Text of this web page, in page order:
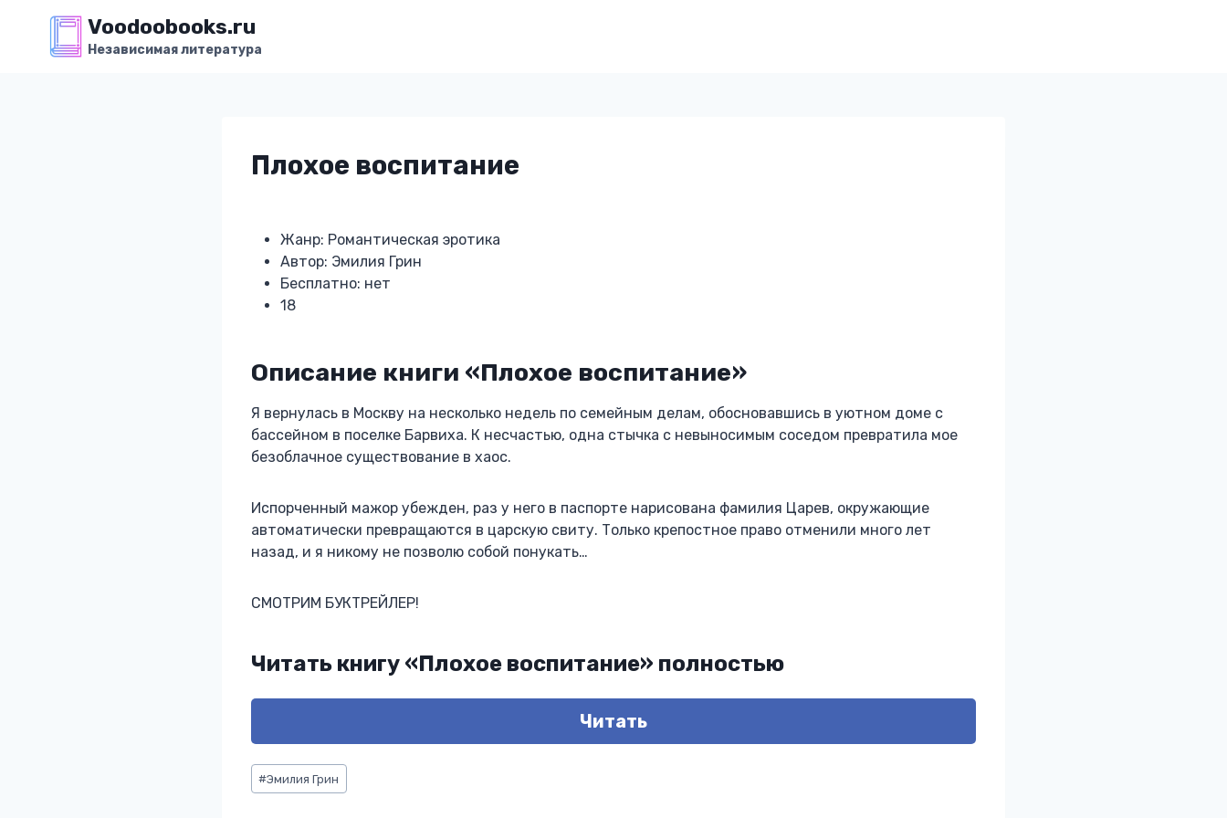
содержимому
Voodoobooks.ru
Независимая литература
Плохое воспитание
Жанр: Романтическая эротика
Автор: Эмилия Грин
Бесплатно: нет
18
Описание книги «Плохое воспитание»
Я вернулась в Москву на несколько недель по семейным делам, обосновавшись в уютном доме с
бассейном в поселке Барвиха. К несчастью, одна стычка с невыносимым соседом превратила мое
безоблачное существование в хаос.
Испорченный мажор убежден, раз у него в паспорте нарисована фамилия Царев, окружающие
автоматически превращаются в царскую свиту. Только крепостное право отменили много лет
назад, и я никому не позволю собой понукать…
СМОТРИМ БУКТРЕЙЛЕР!
Читать книгу «Плохое воспитание» полностью
Читать
Метки
записи:
#Эмилия Грин